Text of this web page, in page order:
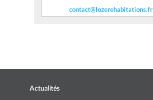
contact@lozerehabitations.fr
Actualités